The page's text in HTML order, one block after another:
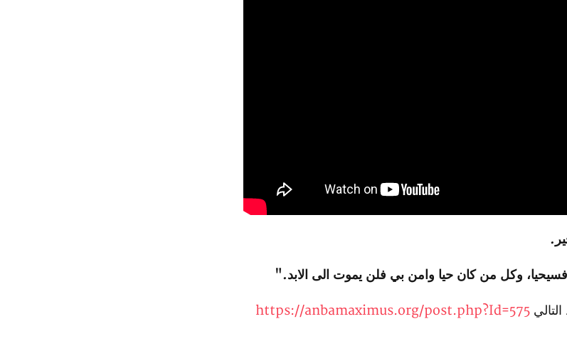
وكل من كان حيا وامن بي فلن يموت الى الابد."
https://anbamaximus.org/post.php?Id=575